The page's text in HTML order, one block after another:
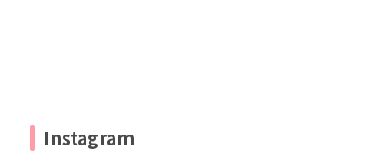
Instagram